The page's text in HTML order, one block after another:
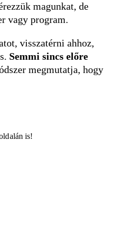
magunkat, de
vagy program.
visszatérni ahhoz,
Semmi sincs előre
megmutatja, hogy
is!